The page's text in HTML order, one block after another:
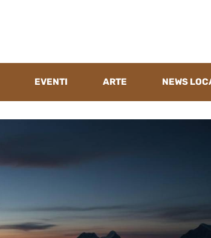
EVENTI ARTE NEWS